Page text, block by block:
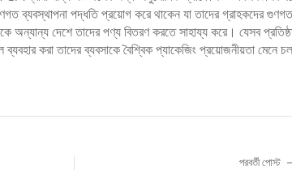
পদ্ধতি প্রয়োগ করে থাকেন যা তাদের গ্রাহকদের গুণগত
অন্যান্য দেশে তাদের পণ্য বিতরণ করতে সাহায্য করে। যেসব
করা তাদের ব্যবসাকে বৈশ্বিক প্যাকেজিং প্রয়োজনীয়তা মেনে
পরবর্তী পোস্ট